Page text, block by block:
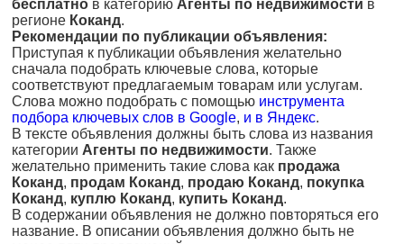
бесплатно в категорию Агенты по недвижимости в
регионе Коканд.
Рекомендации по публикации объявления:
Приступая к публикации объявления желательно
сначала подобрать ключевые слова, которые
соответствуют предлагаемым товарам или услугам.
Слова можно подобрать с помощью инструмента
подбора ключевых слов в Google, и в Яндекс.
В тексте объявления должны быть слова из названия
категории Агенты по недвижимости. Также
желательно применить такие слова как продажа
Коканд, продам Коканд, продаю Коканд, покупка
Коканд, куплю Коканд, купить Коканд.
В содержании объявления не должно повторяться его
название. В описании объявления должно быть не